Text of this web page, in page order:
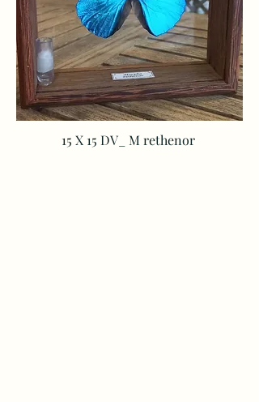
15 X 15 DV_ M rethenor